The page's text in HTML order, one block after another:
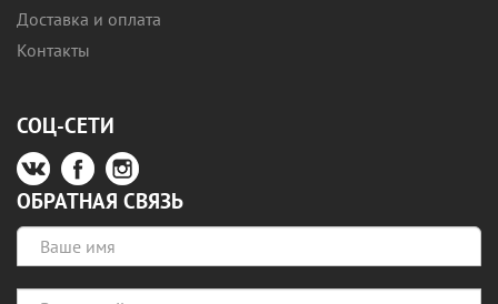
Доставка и оплата
Контакты
СОЦ-СЕТИ
ОБРАТНАЯ СВЯЗЬ